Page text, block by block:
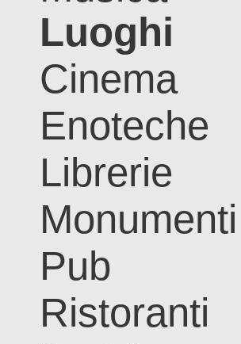
Luoghi
Cinema
Enoteche
Librerie
Monumenti
Pub
Ristoranti